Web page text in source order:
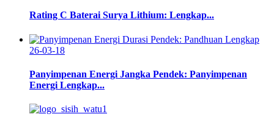
Rating C Baterai Surya Lithium: Lengkap...
26-03-18
Panyimpenan Energi Jangka Pendek: Panyimpenan
Energi Lengkap...